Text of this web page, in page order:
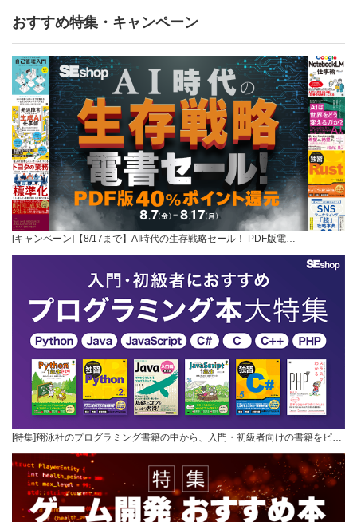
おすすめ特集・キャンペーン
[キャンペーン]【8/17まで】AI時代の生存戦略セール！ PDF版電…
[特集]翔泳社のプログラミング書籍の中から、入門・初級者向けの書籍をピ…